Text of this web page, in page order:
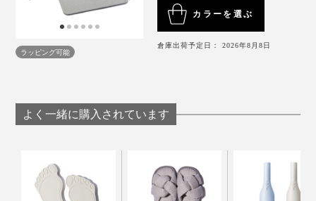
家族の人数や使う頻度にもよりますが、たったこれだけ
のお手入れで、数年は大丈夫です。
大量の水を含むと、劣化・破損の原因になります。
反りや割れの原因になります。
界面活性剤を含む洗剤を避ける
数回使用ごとに陰干ししてください。天日干しや暖
房機での乾燥はしないでください。反りや割れの原
い。
ご使用後はよく乾燥させてからマットを立てた状態
硬さのある平らな場所でご使用ください。マットに
圧力を加えたり、柔らかい場所やクッション性の高
い場所で使用すると割れの原因になります。
ラッピング可能
カラーを選ぶ
倉庫出荷予定日： 2026年8月8日
よく一緒に購入されています